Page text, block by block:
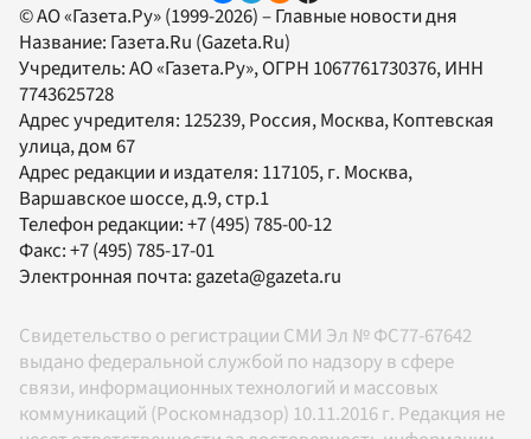
© АО «Газета.Ру» (1999-2026) – Главные новости дня
Название: Газета.Ru (Gazeta.Ru)
Учредитель:АО «Газета.Ру», ОГРН 1067761730376, ИНН
7743625728
Адрес учредителя: 125239, Россия, Москва, Коптевская
улица, дом 67
Адрес редакции и издателя: 117105, г. Москва,
Варшавское шоссе, д.9, стр.1
Телефон редакции:+7 (495) 785-00-12
Факс:+7 (495) 785-17-01
Электронная почта: gazeta@gazeta.ru
Свидетельство о регистрации СМИ Эл № ФС77-67642
выдано федеральной службой по надзору в сфере
связи, информационных технологий и массовых
коммуникаций (Роскомнадзор) 10.11.2016 г. Редакция не